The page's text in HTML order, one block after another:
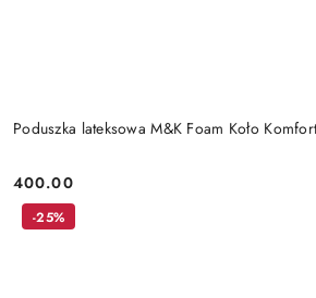
Poduszka lateksowa M&K Foam Koło
Cena:
400.00
-25%